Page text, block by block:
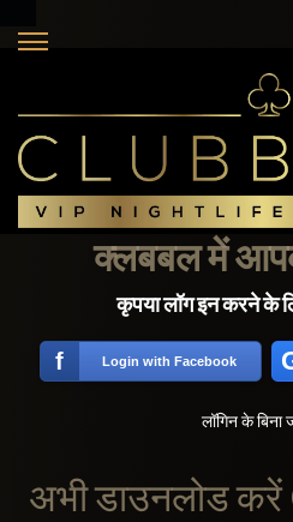
क्लबबल में
कृपया लॉग इन करने के
f Login with Facebook
लॉगिन के बिना
अभी डाउनलोड